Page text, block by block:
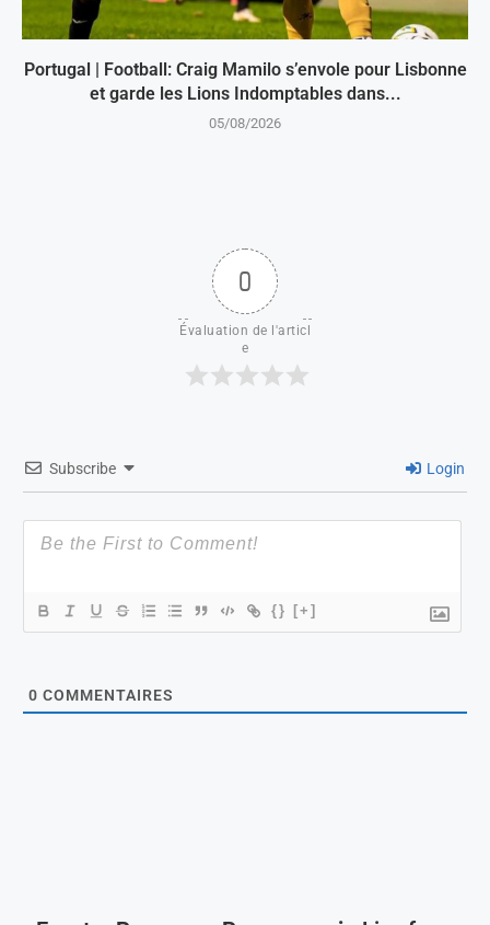
Portugal | Football: Craig Mamilo s’envole pour Lisbonne
et garde les Lions Indomptables dans...
05/08/2026
0
Évaluation de l'articl
e
Subscribe Login
{} [+]
0 COMMENTAIRES